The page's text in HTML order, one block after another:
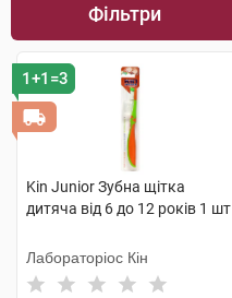
Фільтри
1+1=3
Kin Junior Зубна щітка
дитяча від 6 до 12 років 1 шт
Лабораторіос Кін